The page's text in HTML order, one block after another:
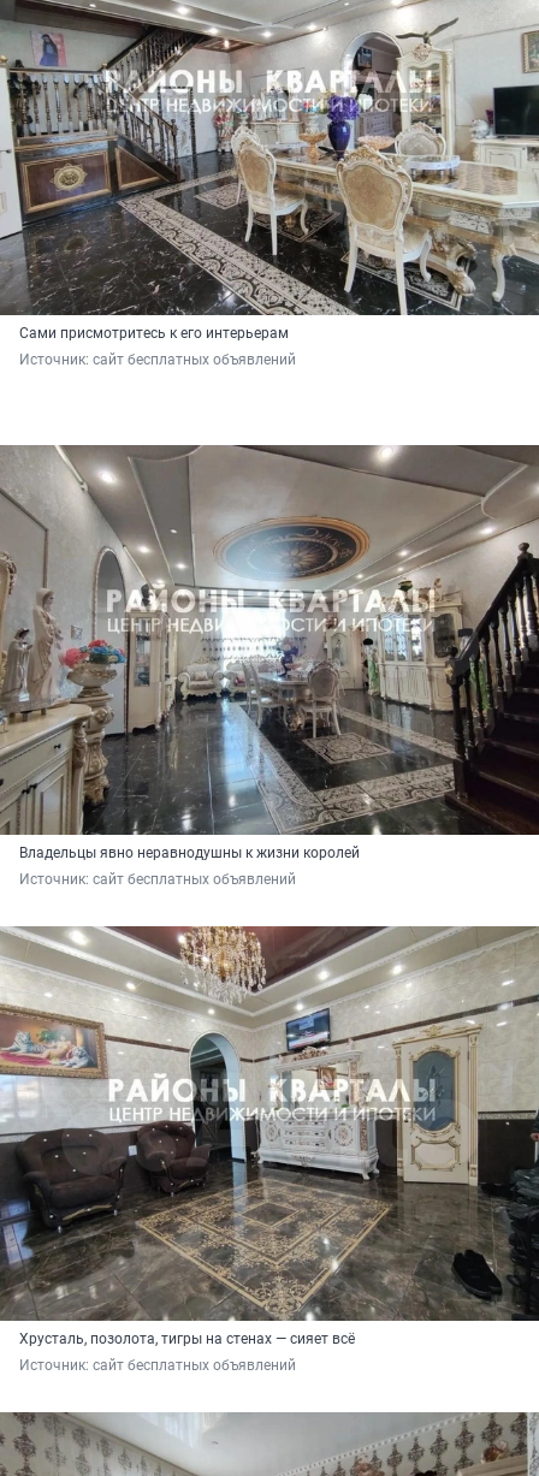
Сами присмотритесь к его интерьерам
Источник: сайт бесплатных объявлений
Владельцы явно неравнодушны к жизни королей
Источник: сайт бесплатных объявлений
Хрусталь, позолота, тигры на стенах — сияет всё
Источник: сайт бесплатных объявлений